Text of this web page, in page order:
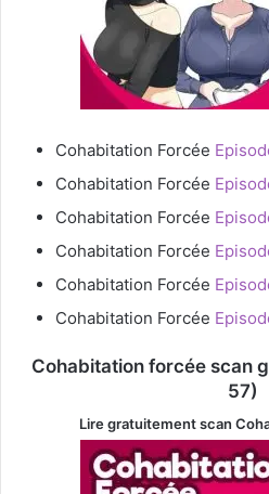
Cohabitation Forcée
Cohabitation Forcée
Cohabitation Forcée
Cohabitation Forcée
Cohabitation Forcée
Cohabitation Forcée
Cohabitation forcée scan
57)
Lire gratuitement scan